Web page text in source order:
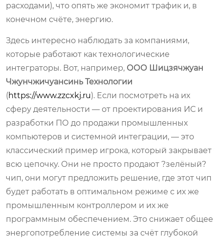
расходами), что опять же экономит трафик и, в
конечном счёте, энергию.
Здесь интересно наблюдать за компаниями,
которые работают как технологические
интеграторы. Вот, например, ООО Шицзячжуан
Чжунчжичуансинь Технологии
(https://www.zzcxkj.ru). Если посмотреть на их
сферу деятельности — от проектирования ИС и
разработки ПО до продажи промышленных
компьютеров и системной интеграции, — это
классический пример игрока, который закрывает
всю цепочку. Они не просто продают ?зелёный?
чип, они могут предложить решение, где этот чип
будет работать в оптимальном режиме с их же
промышленным контроллером и их же
программным обеспечением. Это снижает общее
энергопотребление системы за счёт глубокой